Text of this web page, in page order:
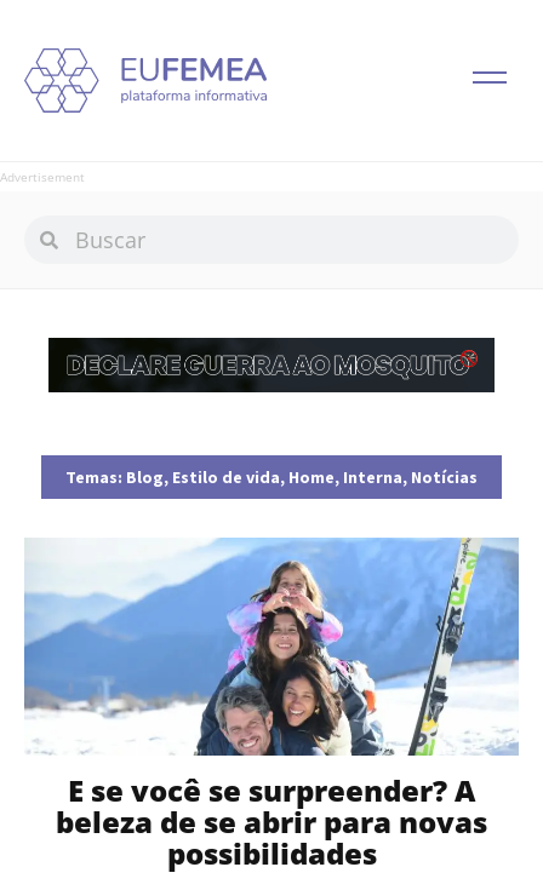
Advertisement
Temas: Blog, Estilo de vida, Home, Interna, Notícias
E se você se surpreender? A
beleza de se abrir para novas
possibilidades